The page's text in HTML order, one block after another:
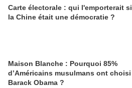
Carte électorale : qui l'emporterait si
la Chine était une démocratie ?
Maison Blanche : Pourquoi 85%
d’Américains musulmans ont choisi
Barack Obama ?